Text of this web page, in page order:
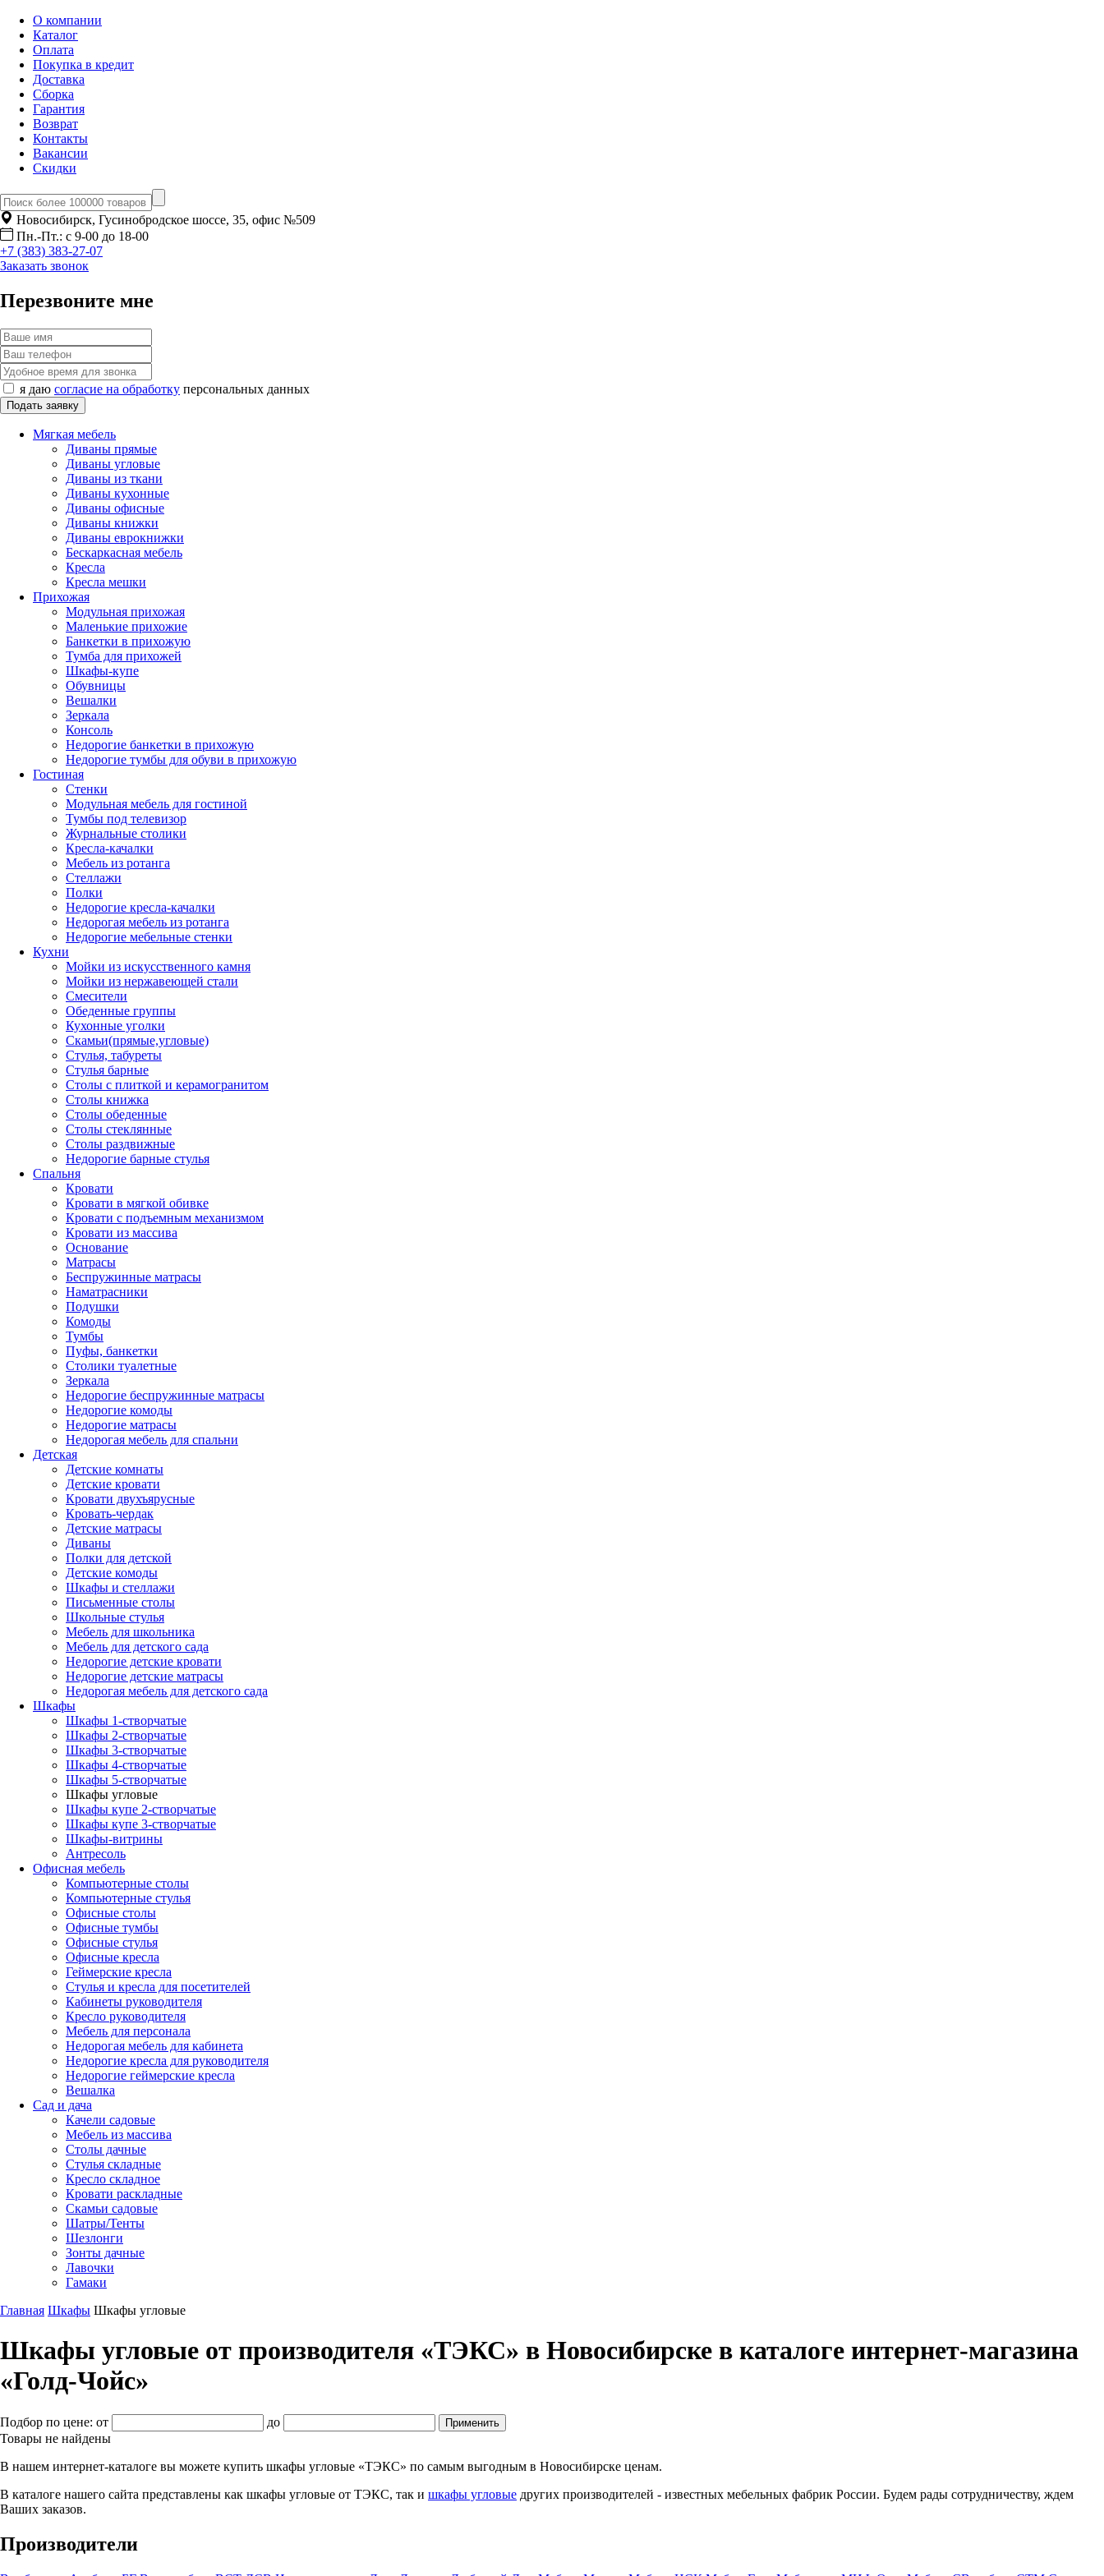
О компании
Каталог
Оплата
Покупка в кредит
Доставка
Сборка
Гарантия
Возврат
Контакты
Вакансии
Скидки
Новосибирск, Гусинобродское шоссе, 35, офис №509
Пн.-Пт.: с 9-00 до 18-00
+7 (383) 383-27-07
Заказать звонок
Перезвоните мне
я даю согласие на обработку персональных данных
Мягкая мебель
Диваны прямые
Диваны угловые
Диваны из ткани
Диваны кухонные
Диваны офисные
Диваны книжки
Диваны еврокнижки
Бескаркасная мебель
Кресла
Кресла мешки
Прихожая
Модульная прихожая
Маленькие прихожие
Банкетки в прихожую
Тумба для прихожей
Шкафы-купе
Обувницы
Вешалки
Зеркала
Консоль
Недорогие банкетки в прихожую
Недорогие тумбы для обуви в прихожую
Гостиная
Стенки
Модульная мебель для гостиной
Тумбы под телевизор
Журнальные столики
Кресла-качалки
Мебель из ротанга
Стеллажи
Полки
Недорогие кресла-качалки
Недорогая мебель из ротанга
Недорогие мебельные стенки
Кухни
Мойки из искусственного камня
Мойки из нержавеющей стали
Смесители
Обеденные группы
Кухонные уголки
Скамьи(прямые,угловые)
Стулья, табуреты
Стулья барные
Столы с плиткой и керамогранитом
Столы книжка
Столы обеденные
Столы стеклянные
Столы раздвижные
Недорогие барные стулья
Спальня
Кровати
Кровати в мягкой обивке
Кровати с подъемным механизмом
Кровати из массива
Основание
Матрасы
Беспружинные матрасы
Наматрасники
Подушки
Комоды
Тумбы
Пуфы, банкетки
Столики туалетные
Зеркала
Недорогие беспружинные матрасы
Недорогие комоды
Недорогие матрасы
Недорогая мебель для спальни
Детская
Детские комнаты
Детские кровати
Кровати двухъярусные
Кровать-чердак
Детские матрасы
Диваны
Полки для детской
Детские комоды
Шкафы и стеллажи
Письменные столы
Школьные стулья
Мебель для школьника
Мебель для детского сада
Недорогие детские кровати
Недорогие детские матрасы
Недорогая мебель для детского сада
Шкафы
Шкафы 1-створчатые
Шкафы 2-створчатые
Шкафы 3-створчатые
Шкафы 4-створчатые
Шкафы 5-створчатые
Шкафы угловые
Шкафы купе 2-створчатые
Шкафы купе 3-створчатые
Шкафы-витрины
Антресоль
Офисная мебель
Компьютерные столы
Компьютерные стулья
Офисные столы
Офисные тумбы
Офисные стулья
Офисные кресла
Геймерские кресла
Стулья и кресла для посетителей
Кабинеты руководителя
Кресло руководителя
Мебель для персонала
Недорогая мебель для кабинета
Недорогие кресла для руководителя
Недорогие геймерские кресла
Вешалка
Сад и дача
Качели садовые
Мебель из массива
Столы дачные
Стулья складные
Кресло складное
Кровати раскладные
Скамьи садовые
Шатры/Тенты
Шезлонги
Зонты дачные
Лавочки
Гамаки
Главная Шкафы Шкафы угловые
Шкафы угловые от производителя «ТЭКС» в Новосибирске в каталоге интернет-магазина
«Голд-Чойс»
Подбор по цене: от
до
Товары не найдены
В нашем интернет-каталоге вы можете купить шкафы угловые «ТЭКС» по самым выгодным в Новосибирске ценам.
В каталоге нашего сайта представлены как шкафы угловые от ТЭКС, так и шкафы угловые других производителей - известных мебельных фабрик России. Будем рады сотрудничеству, ждем
Ваших заказов.
Производители